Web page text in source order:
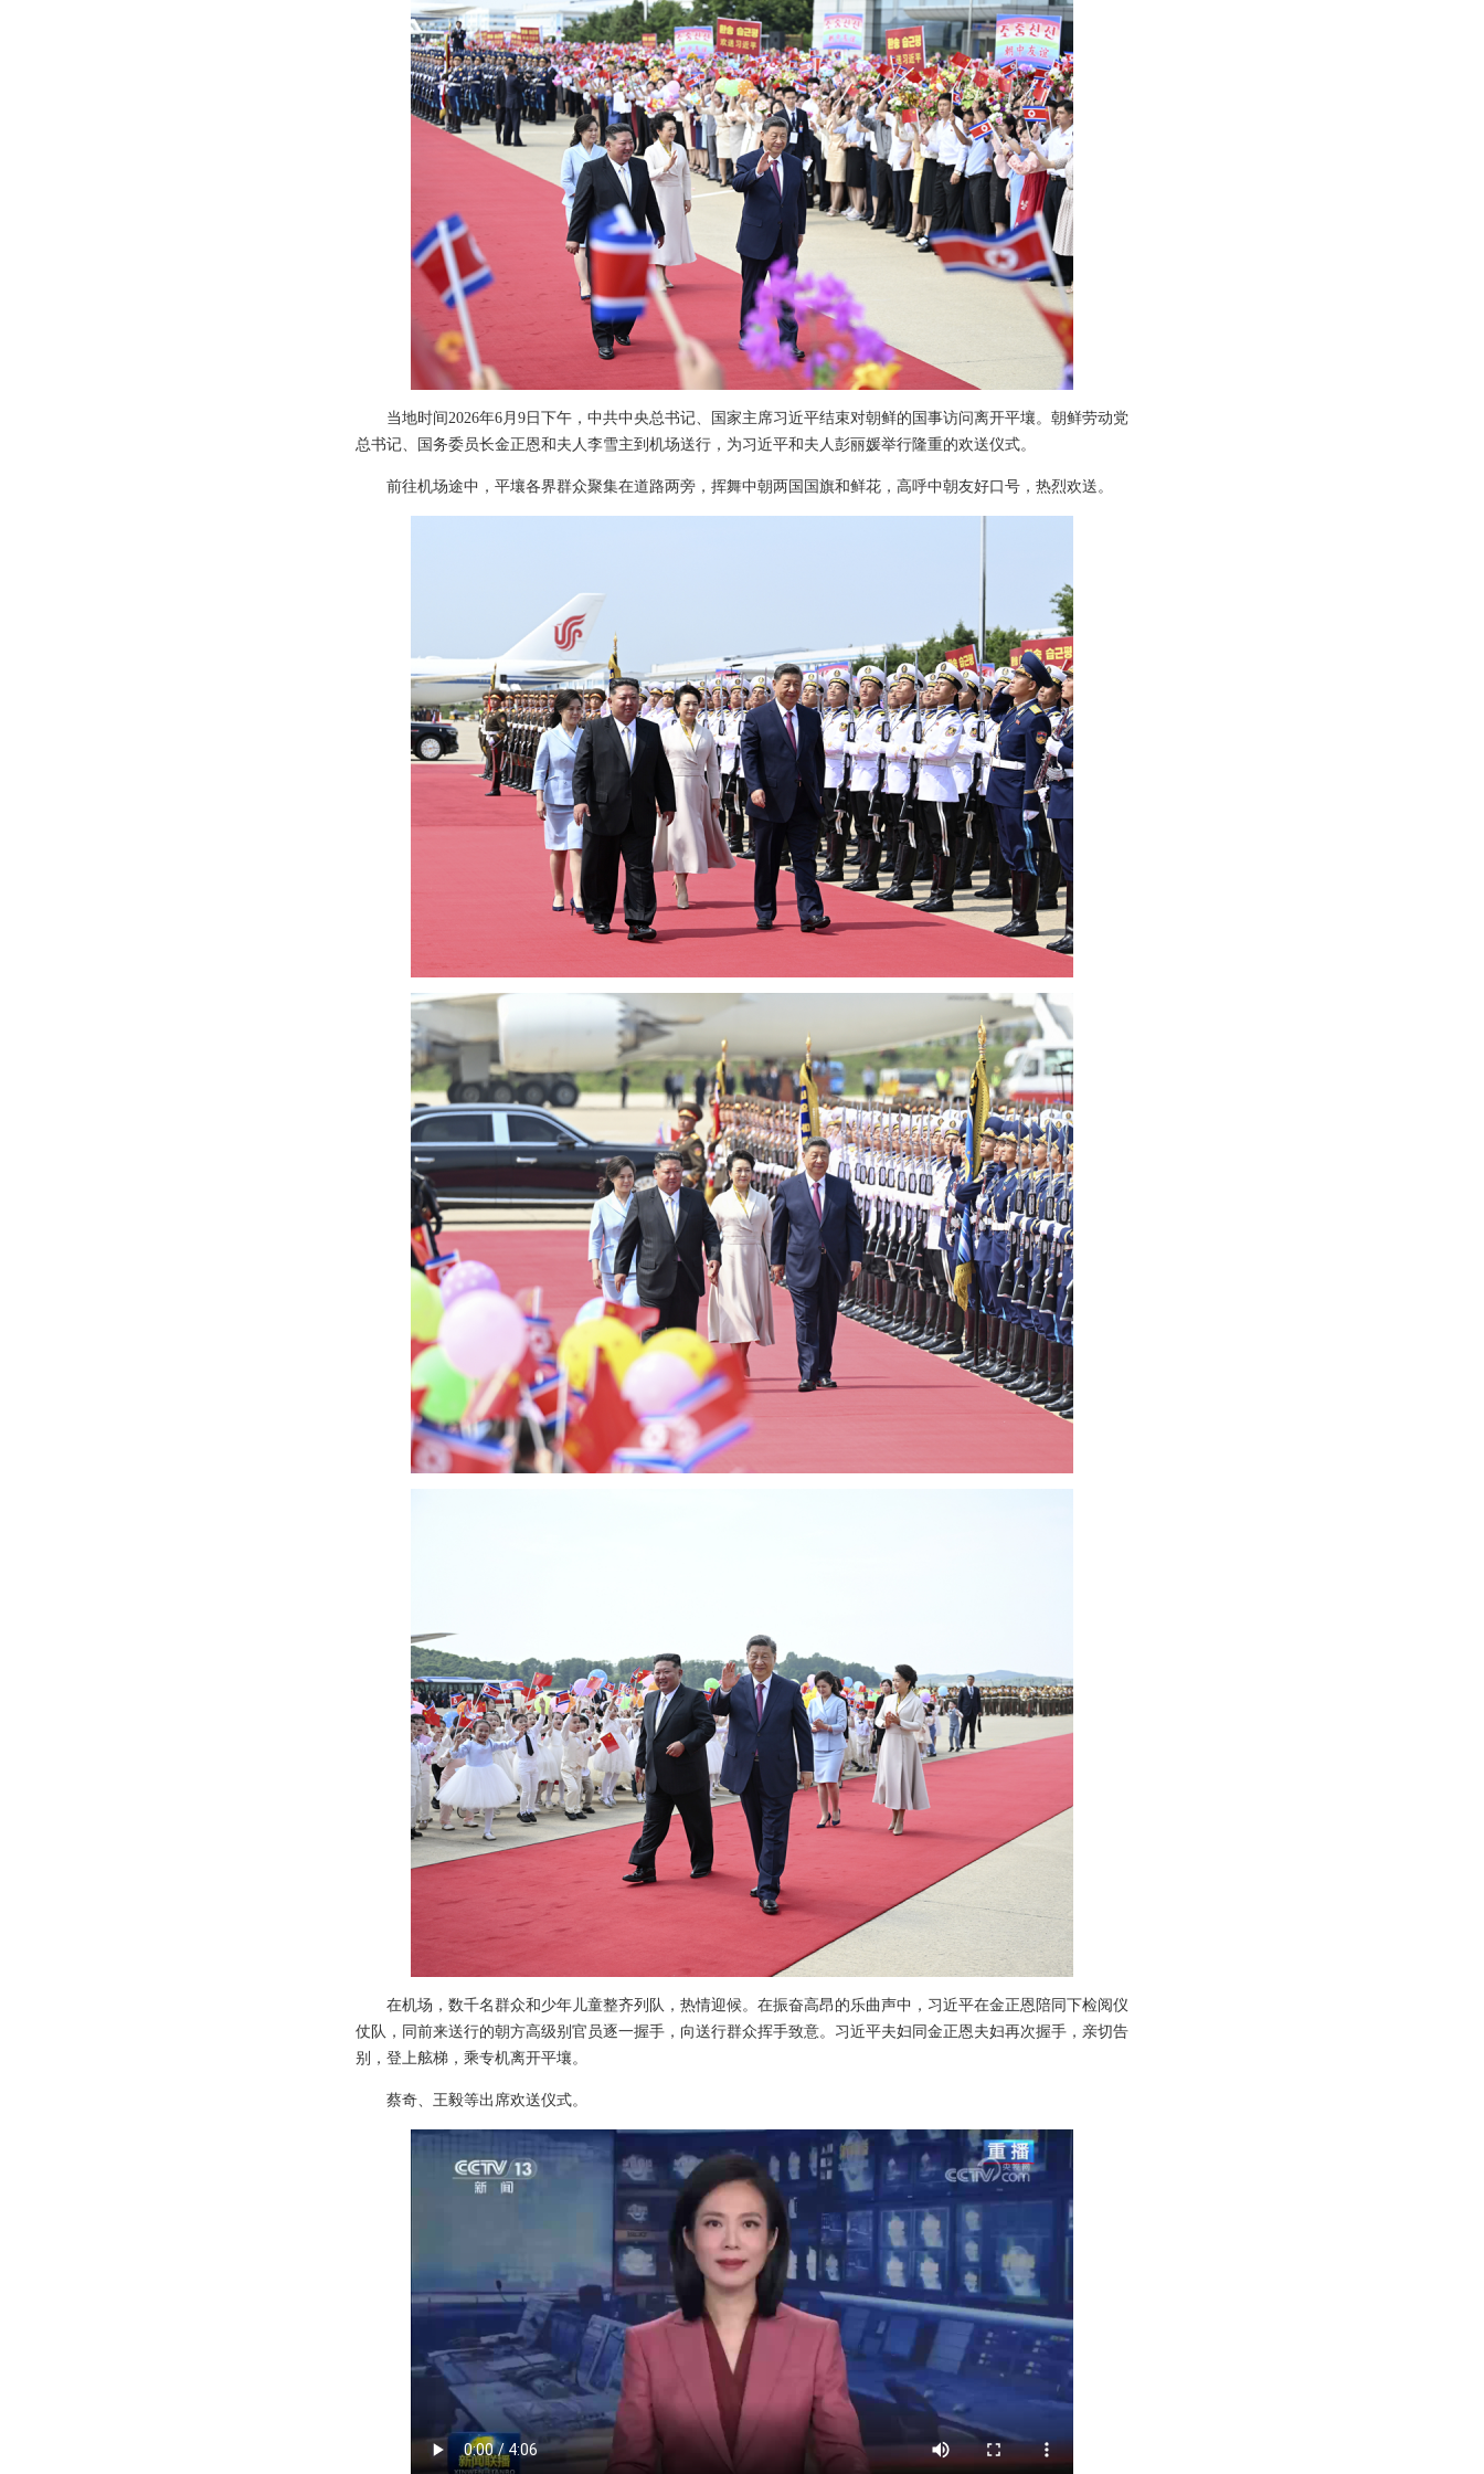
当地时间2026年6月9日下午，中共中央总书记、国家主席习近平结束对朝鲜的国事访问离开平壤。朝鲜劳动党
总书记、国务委员长金正恩和夫人李雪主到机场送行，为习近平和夫人彭丽媛举行隆重的欢送仪式。
前往机场途中，平壤各界群众聚集在道路两旁，挥舞中朝两国国旗和鲜花，高呼中朝友好口号，热烈欢送。
在机场，数千名群众和少年儿童整齐列队，热情迎候。在振奋高昂的乐曲声中，习近平在金正恩陪同下检阅仪
仗队，同前来送行的朝方高级别官员逐一握手，向送行群众挥手致意。习近平夫妇同金正恩夫妇再次握手，亲切告
别，登上舷梯，乘专机离开平壤。
蔡奇、王毅等出席欢送仪式。